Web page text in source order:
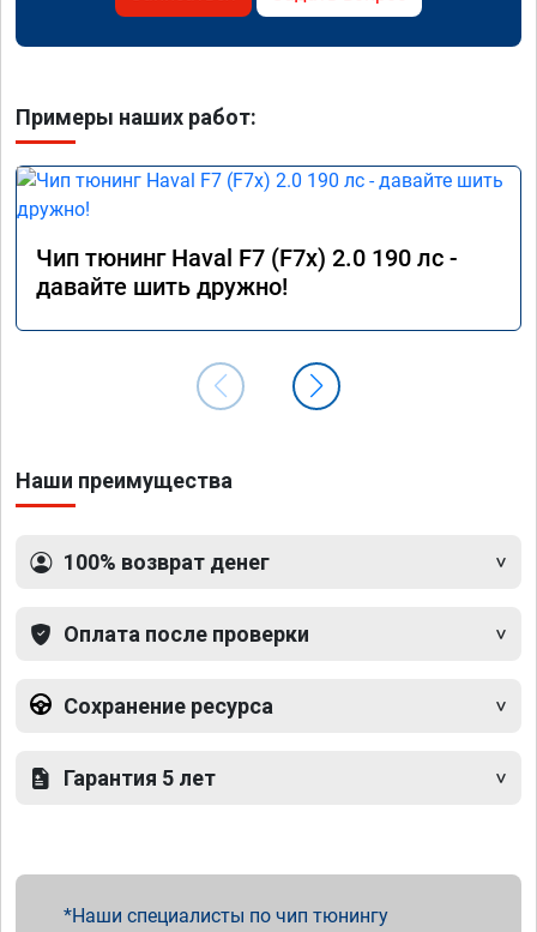
Примеры наших работ:
Чип тюнинг Haval F7 (F7x) 2.0 190 лс -
давайте шить дружно!
Наши преимущества
100% возврат денег
Оплата после проверки
Сохранение ресурса
Гарантия 5 лет
Наши специалисты по чип тюнингу